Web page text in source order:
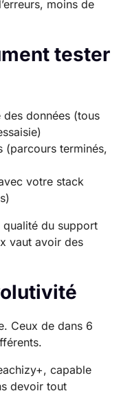
moins de
tester
données (tous
(parcours terminés,
votre stack
qualité du support
vaut avoir des
Ceux de dans 6
capable
devoir tout